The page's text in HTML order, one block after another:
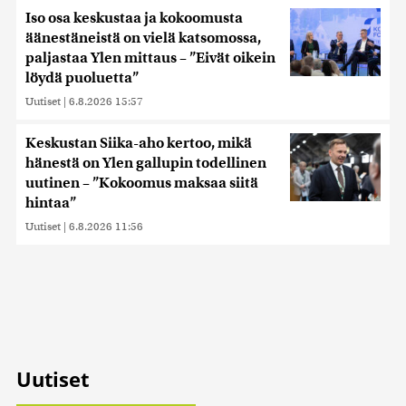
Iso osa keskustaa ja kokoomusta
äänestäneistä on vielä katsomossa,
paljastaa Ylen mittaus – ”Eivät oikein
löydä puoluetta”
Uutiset | 6.8.2026 15:57
Keskustan Siika-aho kertoo, mikä
hänestä on Ylen gallupin todellinen
uutinen – ”Kokoomus maksaa siitä
hintaa”
Uutiset | 6.8.2026 11:56
Uutiset